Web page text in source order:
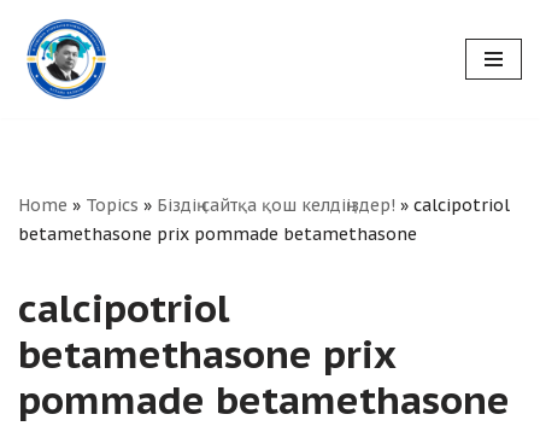
Skip
to
Home » Topics » Біздің сайтқа қош келдіңіздер! » calcipotriol
betamethasone prix pommade betamethasone
calcipotriol
betamethasone prix
pommade betamethasone